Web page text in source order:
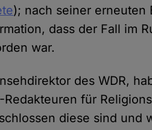
); nach seiner erneuten
dass der Fall im
war.
des WDR,
für
diese sind und